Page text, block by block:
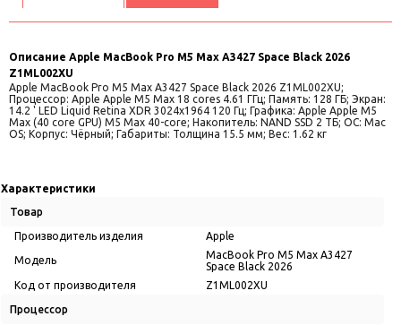
Описание Apple MacBook Pro M5 Max A3427 Space Black 2026
Z1ML002XU
Apple MacBook Pro M5 Max A3427 Space Black 2026 Z1ML002XU;
Процессор: Apple Apple M5 Max 18 cores 4.61 ГГц; Память: 128 ГБ; Экран:
14.2 ' LED Liquid Retina XDR 3024x1964 120 Гц; Графика: Apple Apple M5
Max (40 core GPU) M5 Max 40-core; Накопитель: NAND SSD 2 ТБ; ОС: Mac
OS; Корпус: Чёрный; Габариты: Толщина 15.5 мм; Вес: 1.62 кг
Характеристики
Товар
Производитель изделия Apple
Модель
MacBook Pro M5 Max A3427
Space Black 2026
Код от производителя
Z1ML002XU
Процессор